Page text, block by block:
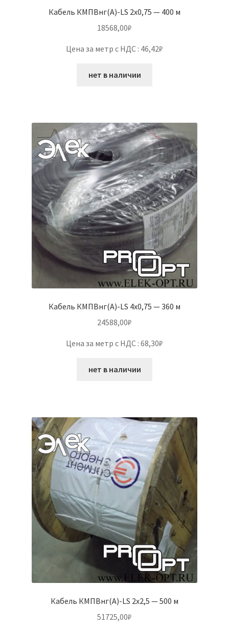
Кабель КМПВнг(А)-LS 2х0,75 — 400 м
18568,00₽
Цена за метр с НДС : 46,42₽
нет в наличии
Кабель КМПВнг(А)-LS 4х0,75 — 360 м
24588,00₽
Цена за метр с НДС : 68,30₽
нет в наличии
Кабель КМПВнг(А)-LS 2х2,5 — 500 м
51725,00₽